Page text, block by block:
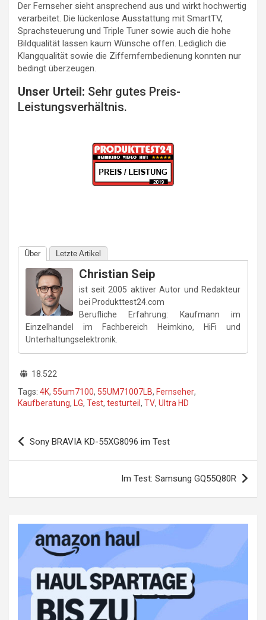
Der Fernseher sieht ansprechend aus und wirkt hochwertig
verarbeitet. Die lückenlose Ausstattung mit SmartTV,
Sprachsteuerung und Triple Tuner sowie auch die hohe
Bildqualität lassen kaum Wünsche offen. Lediglich die
Klangqualität sowie die Ziffernfernbedienung konnten nur
bedingt überzeugen.
Unser Urteil: Sehr gutes Preis-
Leistungsverhältnis.
Über Letzte Artikel
Christian Seip
ist seit 2005 aktiver Autor und Redakteur
bei Produkttest24.com
Berufliche Erfahrung: Kaufmann im
Einzelhandel im Fachbereich Heimkino, HiFi und
Unterhaltungselektronik.
18.522
Tags: 4K, 55um7100, 55UM71007LB, Fernseher,
Kaufberatung, LG, Test, testurteil , TV, Ultra HD
Beitragsnavigation
Sony BRAVIA KD-55XG8096 im Test
Im Test: Samsung GQ55Q80R